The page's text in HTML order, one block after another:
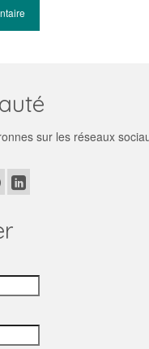
sur les réseaux